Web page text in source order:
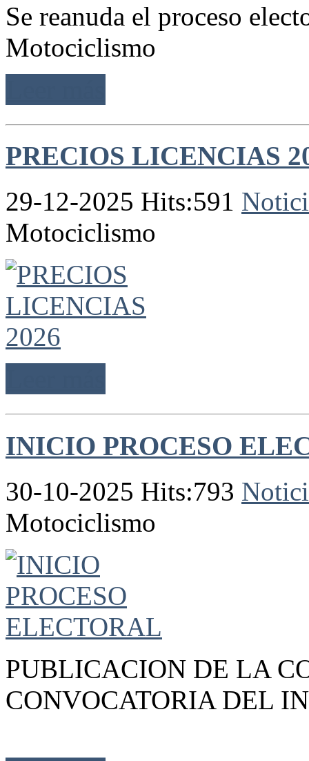
Se reanuda el proceso
Motociclismo
PRECIOS LICENCIAS
29-12-2025 Hits:591
Motociclismo
INICIO PROCESO
30-10-2025 Hits:793
Motociclismo
PUBLICACION DE LA
CONVOCATORIA DEL